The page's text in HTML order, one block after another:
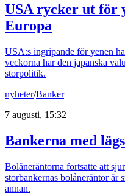
USA rycker ut för
Europa
USA:s ingripande för yenen
veckorna har den japanska
storpolitik.
nyheter/Banker
7 augusti, 15:32
Bankerna med
Bolåneräntorna fortsatte att
storbankernas bolåneräntor är
annan.